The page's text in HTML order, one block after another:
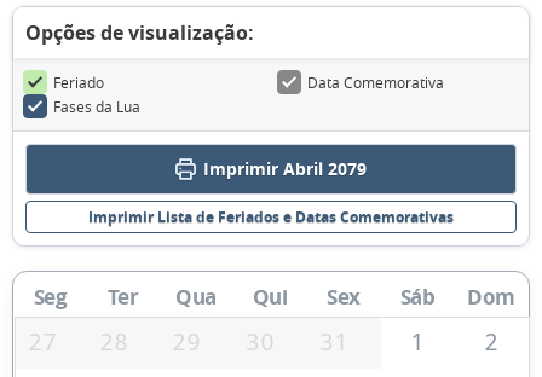
Opções de visualização:
Feriado
Data Comemorativa
Fases da Lua
Imprimir Abril 2079
Imprimir Lista de Feriados e Datas Comemorativas
Seg Ter Qua Qui Sex Sáb Dom
27 28 29 30 31 1
2